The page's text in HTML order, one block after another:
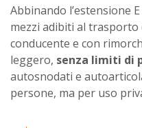
Abbinando l’estensione
mezzi adibiti al
conducente e con
leggero, senza limiti di
autosnodati e
persone, ma per uso